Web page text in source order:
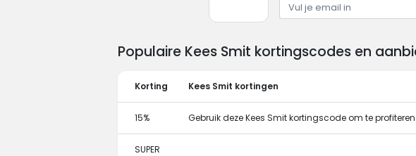
Populaire Kees Smit kortingscodes en
Korting Kees Smit kortingen
15% Gebruik deze Kees Smit kortingscode om te
SUPER